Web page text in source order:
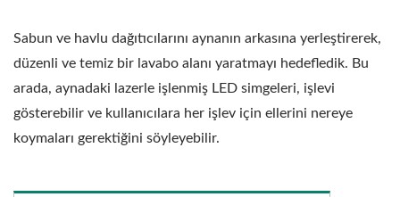
Sabun ve havlu dağıtıcılarını aynanın arkasına yerleştirerek,
düzenli ve temiz bir lavabo alanı yaratmayı hedefledik. Bu
arada, aynadaki lazerle işlenmiş LED simgeleri, işlevi
gösterebilir ve kullanıcılara her işlev için ellerini nereye
koymaları gerektiğini söyleyebilir.